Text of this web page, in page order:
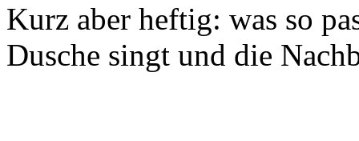
Kurz aber heftig: was so
Dusche singt und die